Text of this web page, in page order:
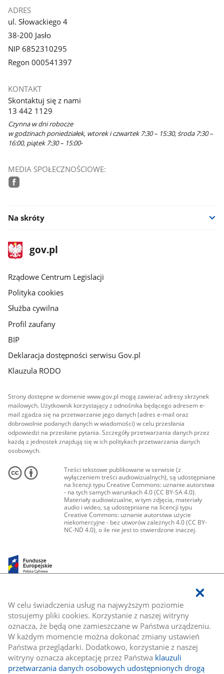
W celu świadczenia usług na najwyższym poziomie
stosujemy pliki cookies. Korzystanie z naszej witryny
oznacza, że będą one zamieszczane w Państwa urządzeniu.
W każdym momencie można dokonać zmiany ustawień
Państwa przeglądarki. Dodatkowo, korzystanie z naszej
witryny oznacza akceptację przez Państwa klauzuli
przetwarzania danych osobowych udostępnionych drogą
ADRES
ul. Słowackiego 4
38-200 Jasło
NIP 6852310295
Regon 000541397
KONTAKT
Skontaktuj się z nami
13 442 1129
Czynna w dni robocze
w godzinach poniedziałek, wtorek i czwartek 7:30 – 15:30, środa 7:30 –
16:00, piątek 7:30 – 15:00-
MEDIA SPOŁECZNOŚCIOWE:
Na skróty
stopka
gov.plStrona
gov.pl
Rządowe Centrum Legislacji
Polityka cookies
Służba cywilna
Profil zaufany
BIP
Deklaracja dostępności serwisu Gov.pl
Klauzula RODO
Strony dostępne w domenie www.gov.pl mogą zawierać adresy skrzynek
mailowych. Użytkownik korzystający z odnośnika będącego adresem e-
mail zgadza się na przetwarzanie jego danych (adres e-mail oraz
dobrowolnie podanych danych w wiadomości) w celu przesłania
odpowiedzi na przesłane pytania. Szczegóły przetwarzania danych przez
każdą z jednostek znajdują się w ich politykach przetwarzania danych
osobowych.
Treści tekstowe publikowane w serwisie (z
wyłączeniem treści audiowizualnych), są udostępniane
na licencji typu Creative Commons: uznanie autorstwa
- na tych samych warunkach 4.0 (CC BY-SA 4.0).
Materiały audiowizualne, w tym zdjęcia, materiały
audio i wideo, są udostępniane na licencji typu
Creative Commons: uznanie autorstwa użycie
niekomercyjne - bez utworów zależnych 4.0 (CC BY-
NC-ND 4.0), o ile nie jest to stwierdzone inaczej.